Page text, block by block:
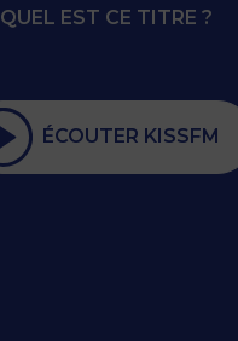
QUEL EST CE TITRE ?
ÉCOUTER KISSFM